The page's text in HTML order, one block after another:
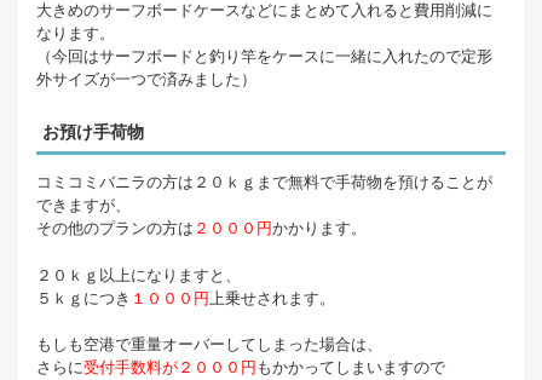
大きめのサーフボードケースなどにまとめて入れると費用削減に
なります。
（今回はサーフボードと釣り竿をケースに一緒に入れたので定形
外サイズが一つで済みました）
お預け手荷物
コミコミバニラの方は２０ｋｇまで無料で手荷物を預けることが
できますが、
その他のプランの方は ２０００円かかります。
２０ｋｇ以上になりますと、
５ｋｇにつき １０００円 上乗せされます。
もしも空港で重量オーバーしてしまった場合は、
さらに受付手数料が２０００円 もかかってしまいますので